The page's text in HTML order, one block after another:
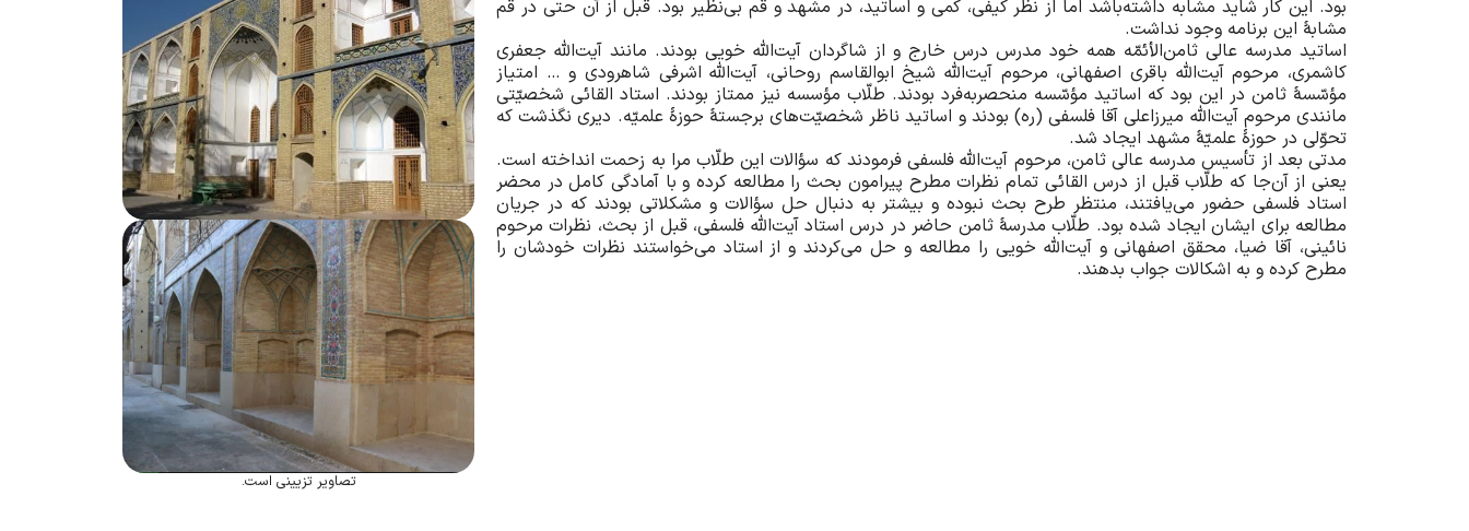
بود. این کار شاید مشابه داشته‌باشد اما از نظر کیفی، کمی و اساتید، در مشهد و قم بی‌نظیر بود. قبل از آن حتی در قم
مشابۀ این برنامه وجود نداشت.
اساتید مدرسه عالی ثامن‌الأئمّه همه خود مدرس درس خارج و از شاگردان آیت‌الله خویی بودند. مانند آیت‌الله جعفری
کاشمری، مرحوم آیت‌الله باقری اصفهانی، مرحوم آیت‌الله شیخ ابو‌القاسم روحانی، آیت‌الله اشرفی شاهرودی و … امتیاز
مؤسّسۀ ثامن در این بود که اساتید مؤسّسه منحصر‌به‌فرد بودند. طلّاب مؤسسه نیز ممتاز بودند. استاد القائی شخصیّتی
مانندی مرحوم آیت‌الله میرزاعلی آقا فلسفی (ره) بودند و اساتید ناظر شخصیّت‌های برجستۀ حوزۀ علمیّه. دیری نگذشت که
تحوّلی در حوزۀ علمیّۀ مشهد ایجاد شد.
مدتی بعد از تأسیس مدرسه عالی ثامن، مرحوم آیت‌الله فلسفی فرمودند که سؤالات این طلّاب مرا به زحمت انداخته است.
یعنی از آن‌جا که طلّاب قبل از درس القائی تمام نظرات مطرح پیرامون بحث را مطالعه کرده و با آمادگی کامل در محضر
استاد فلسفی حضور می‌یافتند، منتظر طرح بحث نبوده و بیشتر به دنبال حل سؤالات و مشکلاتی بودند که در جریان
مطالعه برای ایشان ایجاد شده بود. طلّاب مدرسۀ ثامن حاضر در درس استاد آیت‌الله فلسفی، قبل از بحث، نظرات مرحوم
نائینی، آقا ضیا، محقق اصفهانی و آیت‌الله خویی را مطالعه و حل می‌کردند و از استاد می‌خواستند نظرات خودشان را
مطرح کرده و به اشکالات جواب بدهند.
تصاویر تزیینی است.